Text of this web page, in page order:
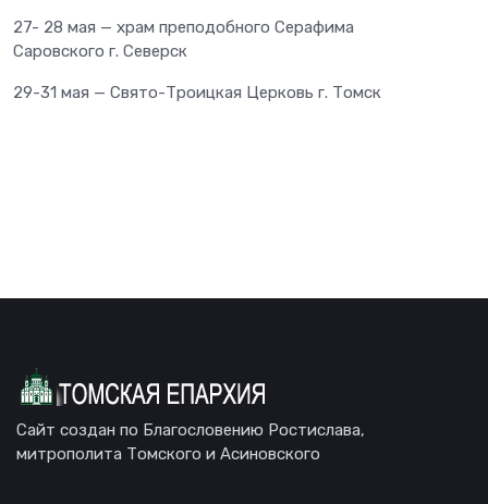
27- 28 мая — храм преподобного Серафима
Саровского г. Северск
29-31 мая — Свято-Троицкая Церковь г. Томск
Сайт создан по Благословению Ростислава,
митрополита Томского и Асиновского